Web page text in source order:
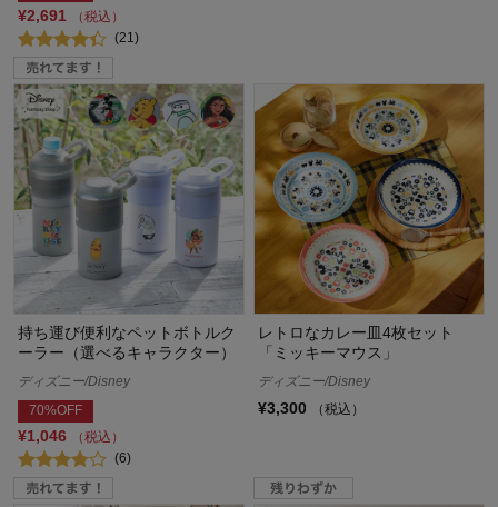
¥2,691
（税込）
(21)
持ち運び便利なペットボトルク
ーラー（選べるキャラクター）
ディズニー/Disney
70%OFF
¥1,046
（税込）
(6)
レトロなカレー皿4枚セット
「ミッキーマウス」
ディズニー/Disney
¥3,300 （税込）